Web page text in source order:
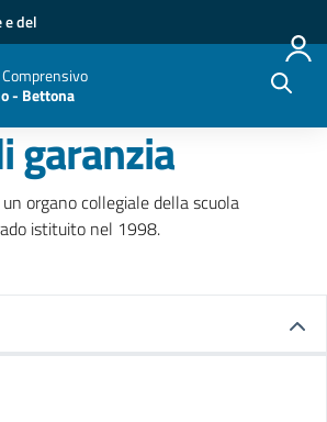
del
- Bettona
garanzia
un organo collegiale della scuola
istituito nel 1998.